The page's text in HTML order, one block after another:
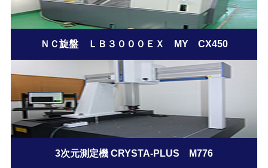
ＮＣ旋盤 ＬＢ３０００ＥＸ MY CX450
3次元測定機 CRYSTA-PLUS M776